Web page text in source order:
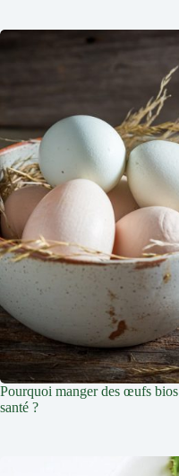
Pourquoi manger des œufs
santé ?